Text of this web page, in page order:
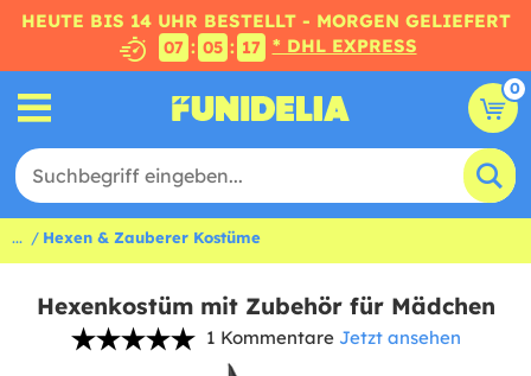
HEUTE BIS 14 UHR BESTELLT - MORGEN GELIEFERT
07 : 05 : 17 * DHL EXPRESS
0
... Hexen & Zauberer Kostüme
Hexenkostüm mit Zubehör für Mädchen
1 Kommentare Jetzt ansehen